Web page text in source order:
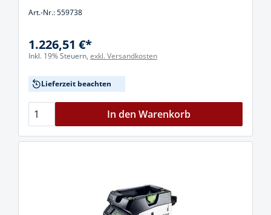
Art.-Nr.: 559738
1.226,51 €*
Inkl. 19% Steuern, exkl. Versandkosten
Lieferzeit beachten
In den Warenkorb